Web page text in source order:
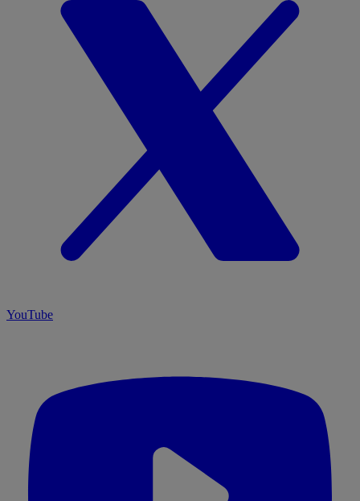
YouTube